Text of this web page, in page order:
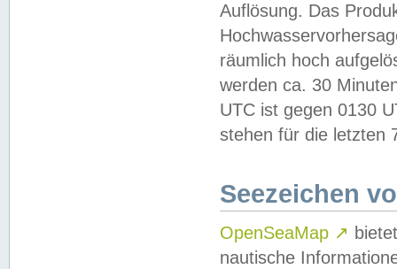
Auflösung. Das
räumlich hoch
werden ca. 30
UTC ist gegen 0130
stehen für die letzten
Seezeichen
OpenSeaMap ↗
nautische